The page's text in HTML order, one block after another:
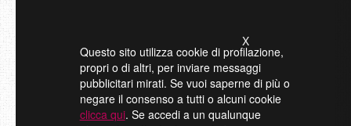
Questo sito utilizza cookie di profilazione,
propri o di altri, per inviare messaggi
pubblicitari mirati. Se vuoi saperne di più o
negare il consenso a tutti o alcuni cookie
clicca qui. Se accedi a un qualunque
X